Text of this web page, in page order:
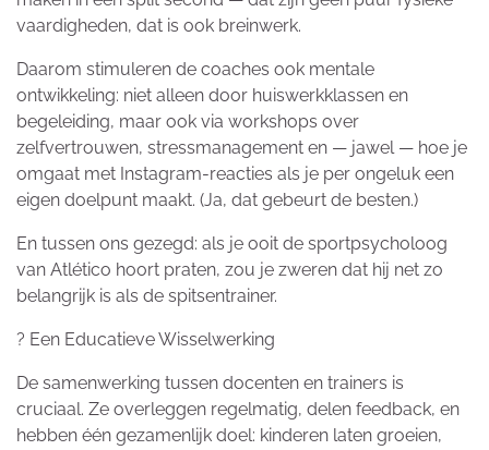
vaardigheden, dat is ook breinwerk.
Daarom stimuleren de coaches ook mentale
ontwikkeling: niet alleen door huiswerkklassen en
begeleiding, maar ook via workshops over
zelfvertrouwen, stressmanagement en — jawel — hoe je
omgaat met Instagram-reacties als je per ongeluk een
eigen doelpunt maakt. (Ja, dat gebeurt de besten.)
En tussen ons gezegd: als je ooit de sportpsycholoog
van Atlético hoort praten, zou je zweren dat hij net zo
belangrijk is als de spitsentrainer.
? Een Educatieve Wisselwerking
De samenwerking tussen docenten en trainers is
cruciaal. Ze overleggen regelmatig, delen feedback, en
hebben één gezamenlijk doel: kinderen laten groeien,